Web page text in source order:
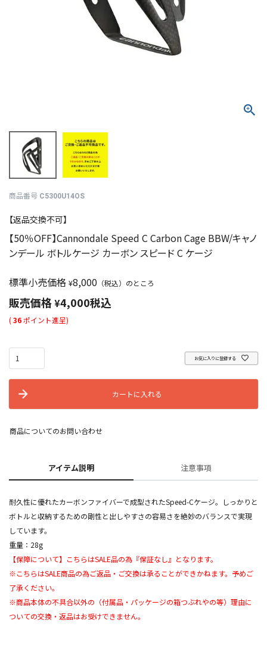
商品番号 C5300U14OS
【返品交換不可】
【50％OFF】Cannondale Speed C Carbon Cage BBW/キャノ
ンデール ボトルケージ カーボン スピード C ケージ
標準小売価格 ¥8,000 （税込）のところ
販売価格¥4,000税込
(36ポイント進呈)
お気に入りに登録する
カートに入れる
商品についてのお問い合わせ
アイテム説明 注意事項
耐久性に優れたカーボンファイバーで成型されたSpeed-Cケージ。しっかりと
ボトルと収納するための剛性と出しやすさの容易さを絶妙のバランスで実現
しています。
重量：28g
【保障について】こちらはSALE品の為『保証なし』となります。
※こちらはSALE商品の為ご返品・ご交換は承ることができかねます。予めご
了承ください。
※商品本体の不具合以外の（付属品・パッケージの箱つぶれやの等）理由に
ついての交換・返品はお受けできません。